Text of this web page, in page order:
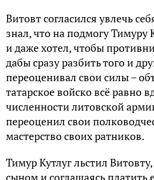
Витовт согласился увлечь
знал, что на подмогу Тимуру
и даже хотел, чтобы
дабы сразу разбить того и
переоценивал свои силы –
татарское войско всё равно
численности литовской
переоценил свои
мастерство своих ратников.
Тимур Кутлуг льстил